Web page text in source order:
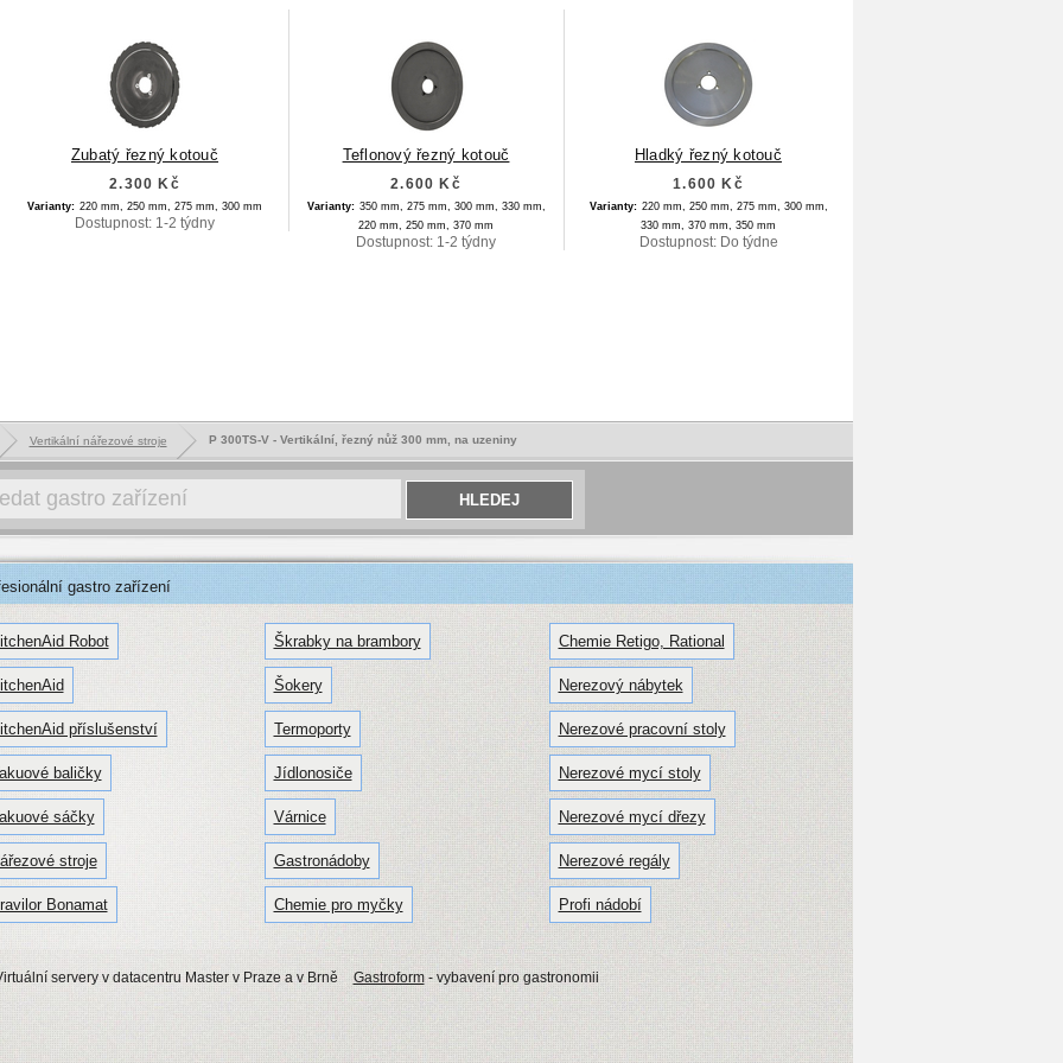
Zubatý řezný kotouč
2.300 Kč
Varianty: 220 mm, 250 mm, 275 mm, 300 mm
Dostupnost: 1-2 týdny
Teflonový řezný kotouč
2.600 Kč
Varianty: 350 mm, 275 mm, 300 mm, 330 mm,
220 mm, 250 mm, 370 mm
Dostupnost: 1-2 týdny
Hladký řezný kotouč
1.600 Kč
Varianty: 220 mm, 250 mm, 275 mm, 300 mm,
330 mm, 370 mm, 350 mm
Dostupnost: Do týdne
Vertikální nářezové stroje P 300TS-V - Vertikální, řezný nůž 300 mm, na uzeniny
gastro zařízení
Robot
příslušenství
baličky
sáčky
stroje
Bonamat
Škrabky na brambory
Šokery
Termoporty
Jídlonosiče
Várnice
Gastronádoby
Chemie pro myčky
Chemie Retigo, Rational
Nerezový nábytek
Nerezové pracovní stoly
Nerezové mycí stoly
Nerezové mycí dřezy
Nerezové regály
Profi nádobí
servery v datacentru Master v Praze a v Brně Gastroform - vybavení pro gastronomii